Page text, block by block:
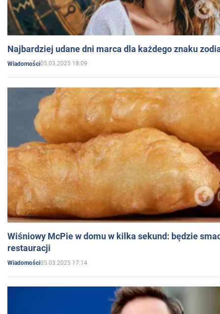
Najbardziej udane dni marca dla każdego znaku
Wiadomości05.03.2025 18:09
Wiśniowy McPie w domu w kilka sekund: będzie
restauracji
Wiadomości05.03.2025 17:14